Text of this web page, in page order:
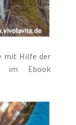
mit Hilfe der
im Ebook